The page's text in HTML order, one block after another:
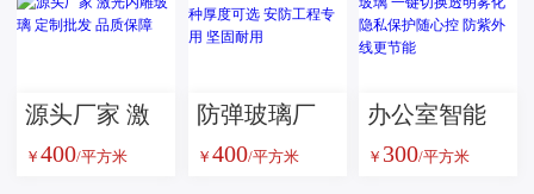
玻璃
防火玻璃 消
防通道安全
源头厂家 激
光内雕玻璃
￥ 400/平方米
防弹玻璃厂
家供应 多种
￥ 400/平方米
办公室智能
调光雾化玻
￥ 300/平方米